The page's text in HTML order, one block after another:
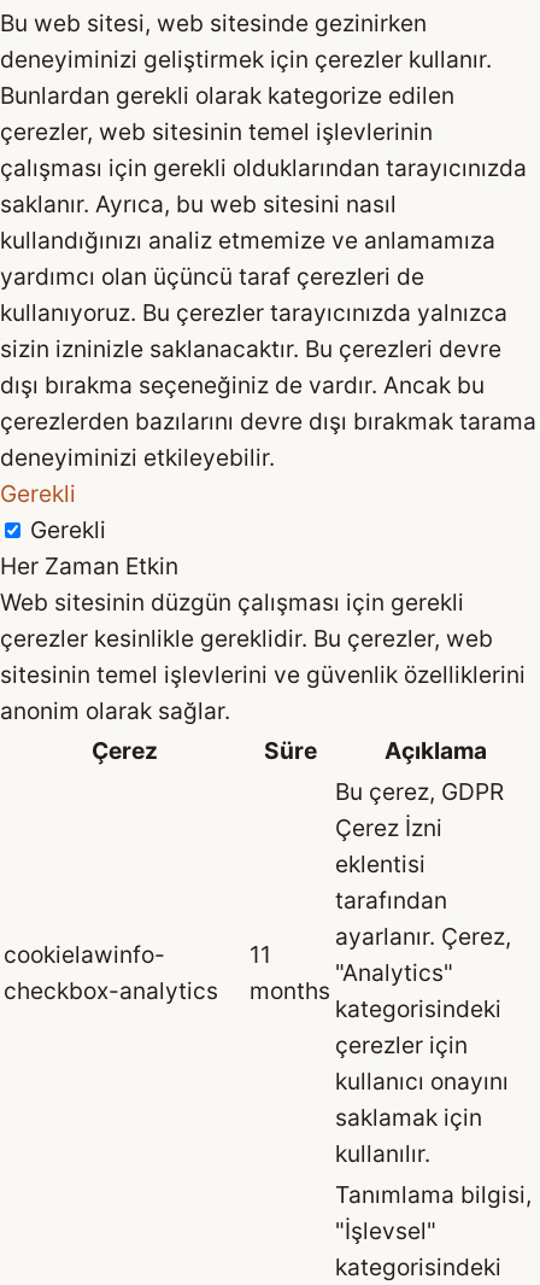
Bu web sitesi, web sitesinde gezinirken
deneyiminizi geliştirmek için çerezler kullanır.
Bunlardan gerekli olarak kategorize edilen
çerezler, web sitesinin temel işlevlerinin
çalışması için gerekli olduklarından tarayıcınızda
saklanır. Ayrıca, bu web sitesini nasıl
kullandığınızı analiz etmemize ve anlamamıza
yardımcı olan üçüncü taraf çerezleri de
kullanıyoruz. Bu çerezler tarayıcınızda yalnızca
sizin izninizle saklanacaktır. Bu çerezleri devre
dışı bırakma seçeneğiniz de vardır. Ancak bu
çerezlerden bazılarını devre dışı bırakmak tarama
deneyiminizi etkileyebilir.
Gerekli
Gerekli
Her Zaman Etkin
Web sitesinin düzgün çalışması için gerekli
çerezler kesinlikle gereklidir. Bu çerezler, web
sitesinin temel işlevlerini ve güvenlik özelliklerini
anonim olarak sağlar.
Çerez
Süre Açıklama
cookielawinfo-
checkbox-analytics
11
months
Bu çerez, GDPR
Çerez İzni
eklentisi
tarafından
ayarlanır. Çerez,
"Analytics"
kategorisindeki
çerezler için
kullanıcı onayını
saklamak için
kullanılır.
Tanımlama bilgisi,
"İşlevsel"
kategorisindeki